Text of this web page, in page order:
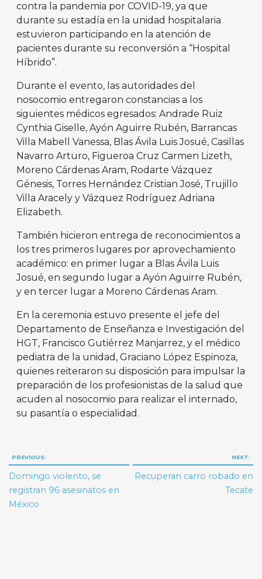
contra la pandemia por COVID-19, ya que
durante su estadía en la unidad hospitalaria
estuvieron participando en la atención de
pacientes durante su reconversión a “Hospital
Híbrido”.
Durante el evento, las autoridades del
nosocomio entregaron constancias a los
siguientes médicos egresados: Andrade Ruiz
Cynthia Giselle, Ayón Aguirre Rubén, Barrancas
Villa Mabell Vanessa, Blas Ávila Luis Josué, Casillas
Navarro Arturo, Figueroa Cruz Carmen Lizeth,
Moreno Cárdenas Aram, Rodarte Vázquez
Génesis, Torres Hernández Cristian José, Trujillo
Villa Aracely y Vázquez Rodríguez Adriana
Elizabeth.
También hicieron entrega de reconocimientos a
los tres primeros lugares por aprovechamiento
académico: en primer lugar a Blas Ávila Luis
Josué, en segundo lugar a Ayón Aguirre Rubén,
y en tercer lugar a Moreno Cárdenas Aram.
En la ceremonia estuvo presente el jefe del
Departamento de Enseñanza e Investigación del
HGT, Francisco Gutiérrez Manjarrez, y el médico
pediatra de la unidad, Graciano López Espinoza,
quienes reiteraron su disposición para impulsar la
preparación de los profesionistas de la salud que
acuden al nosocomio para realizar el internado,
su pasantía o especialidad.
Navegación
de
entradas
PREVIOUS:
Domingo violento, se
registran 96 asesinatos en
México
NEXT:
Recuperan carro robado en
Tecate